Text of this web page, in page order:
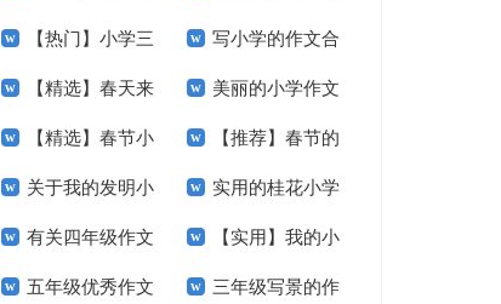
小学作文三篇 学作文5篇
【热门】小学三
年级作文3篇
写小学的作文合
集5篇
【精选】春天来
了小学作文合集九篇
美丽的小学作文
汇编九篇
【精选】春节小
学作文汇编7篇
【推荐】春节的
小学作文三篇
关于我的发明小
学作文三篇
实用的桂花小学
作文4篇
有关四年级作文
300字5篇
【实用】我的小
学作文3篇
五年级优秀作文 三年级写景的作